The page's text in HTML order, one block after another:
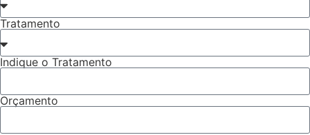
Tratamento
Indique o Tratamento
Orçamento